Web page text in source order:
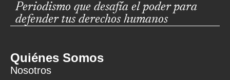
Periodismo que desafía el poder para
defender tus derechos humanos
Quiénes Somos
Nosotros